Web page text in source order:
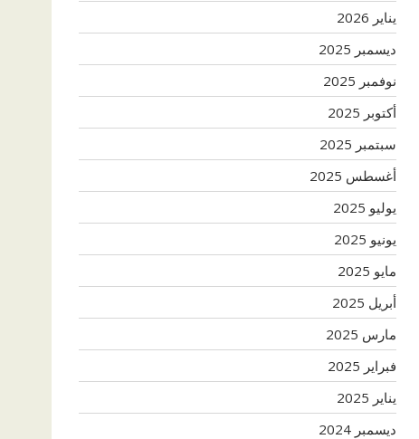
يناير 2026
ديسمبر 2025
نوفمبر 2025
أكتوبر 2025
سبتمبر 2025
أغسطس 2025
يوليو 2025
يونيو 2025
مايو 2025
أبريل 2025
مارس 2025
فبراير 2025
يناير 2025
ديسمبر 2024